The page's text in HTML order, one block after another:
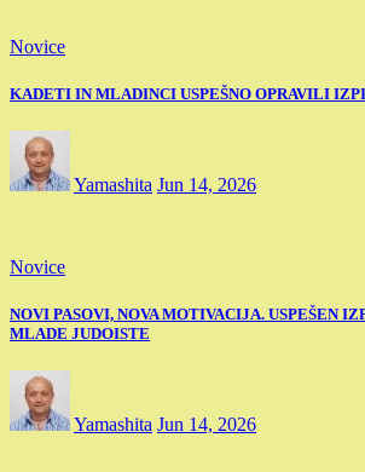
Novice
KADETI IN MLADINCI USPEŠNO OPRAVILI
Yamashita Jun 14, 2026
Novice
NOVI PASOVI, NOVA MOTIVACIJA. USPEŠEN
MLADE JUDOISTE
Yamashita Jun 14, 2026